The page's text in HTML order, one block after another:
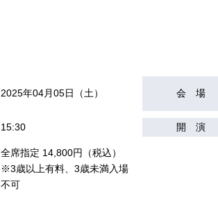
2025年04月05日（土） 会 場
15:30 開 演
全席指定 14,800円（税込）
※3歳以上有料、3歳未満⼊場
不可